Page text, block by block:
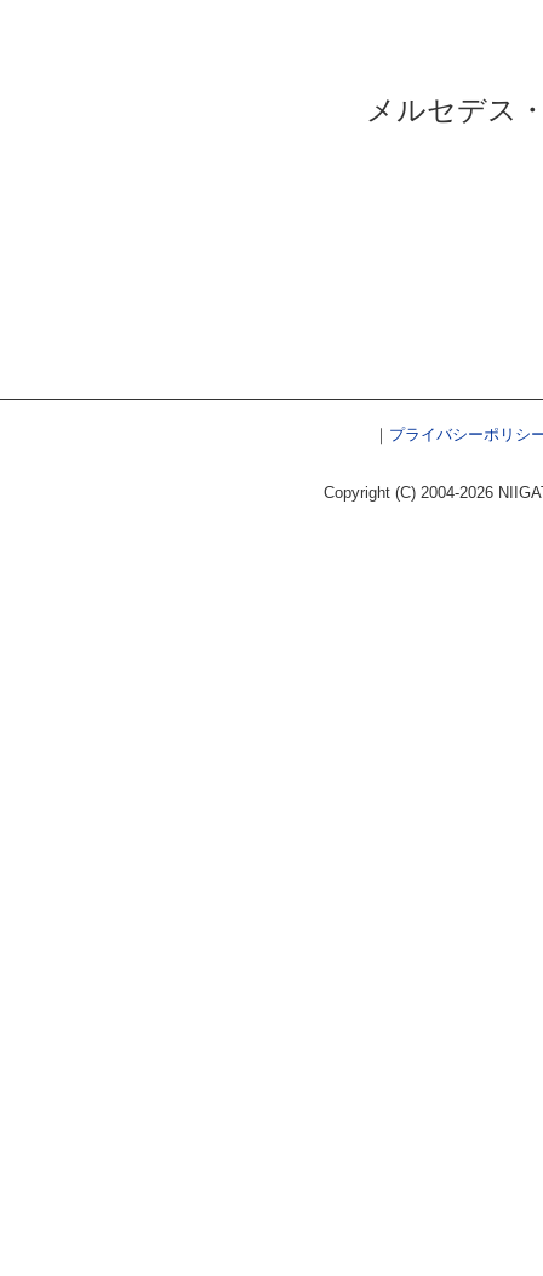
メルセデス
｜ プライバシーポリシ
Copyright (C) 2004-2026